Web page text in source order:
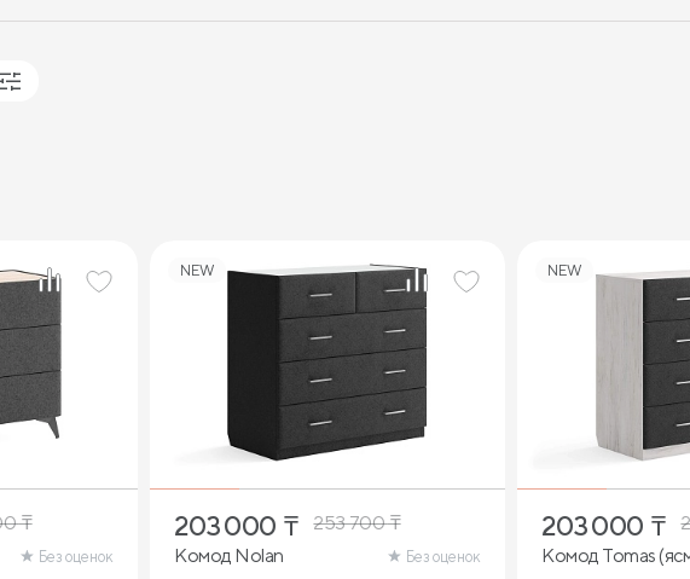
₸
Без оценок
NEW
203 000 ₸ 253 700₸
Комод Nolan
Без оценок
NEW
203 000 ₸
Комод Tomas